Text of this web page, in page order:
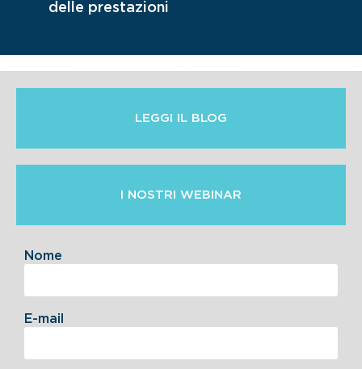
delle prestazioni
LEGGI IL BLOG
I NOSTRI WEBINAR
Nome
E-mail